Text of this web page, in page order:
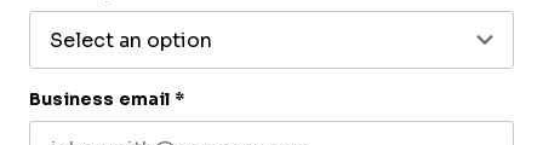
Business email *